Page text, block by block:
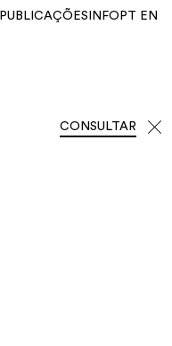
PUBLICAÇÕES INFO PT EN
CONSULTAR